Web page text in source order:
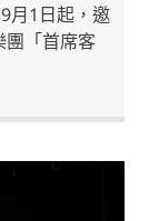
月1日起，邀
團「首席客